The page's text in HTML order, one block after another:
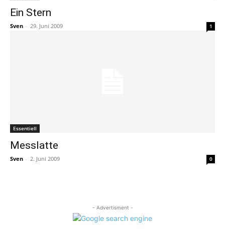
Ein Stern
Sven - 29. Juni 2009 1
Essentiell
Messlatte
Sven - 2. Juni 2009 0
- Advertisment -